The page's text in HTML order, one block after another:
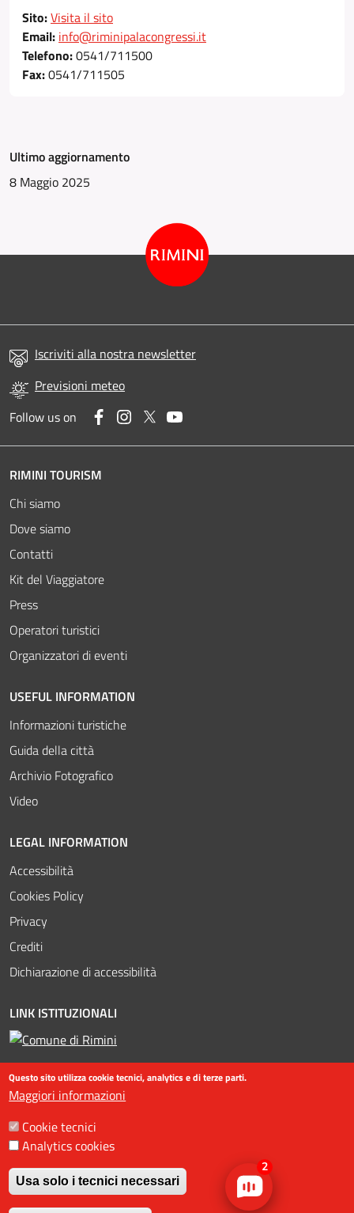
Sito:Visita il sito
Email: info@riminipalacongressi.it
Telefono:0541/711500
Fax:0541/711505
Ultimo aggiornamento
8 Maggio 2025
Iscriviti alla nostra newsletter
Previsioni meteo
Follow us on
FacebookInstagram
Twitter
RIMINI TOURISM
Chi siamo
Dove siamo
Contatti
Kit del Viaggiatore
Press
Operatori turistici
Organizzatori di eventi
USEFUL INFORMATION
Informazioni turistiche
Guida della città
Archivio Fotografico
Video
LEGAL INFORMATION
Accessibilità
Cookies Policy
Privacy
Crediti
Dichiarazione di accessibilità
LINK ISTITUZIONALI
©2016-2023 Assessorato al turismo / Comune di Rimini, Piazzale
Fellini 3 47921 - Rimini - +39 0541 704587 / Ufficio Informazioni
Turistiche (IAT) +39 0541 53399 / fax +39 0541 56598 / Statistiche
Questo sito utilizza cookie tecnici, analytics e di terze parti.
Maggiori informazioni
Cookie tecnici
Analytics cookies
Usa solo i tecnici necessari
Revoca il consenso
2